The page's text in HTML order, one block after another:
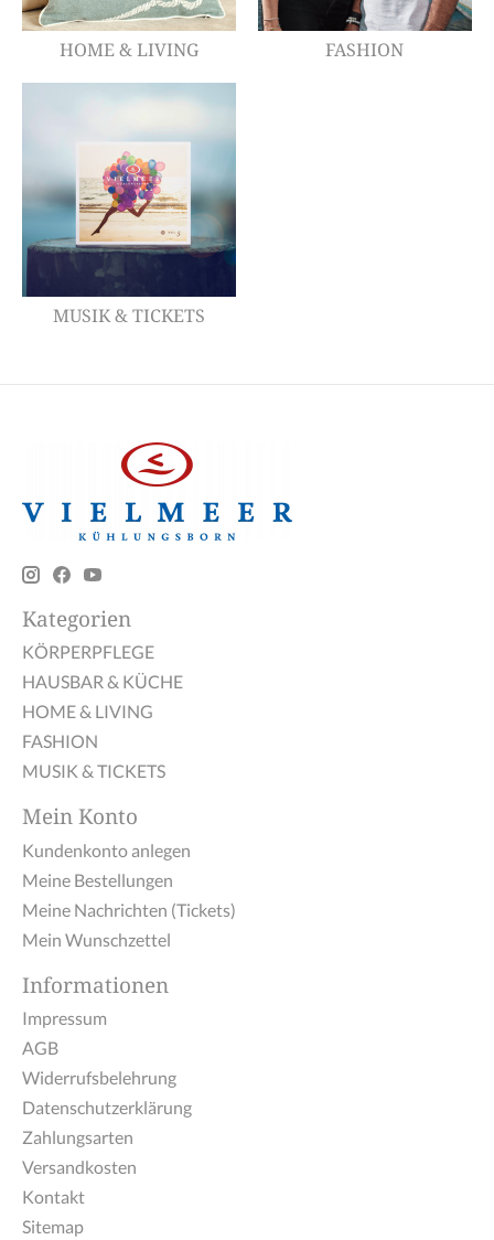
HOME & LIVING FASHION
MUSIK & TICKETS
Kategorien
KÖRPERPFLEGE
HAUSBAR & KÜCHE
HOME & LIVING
FASHION
MUSIK & TICKETS
Mein Konto
Kundenkonto anlegen
Meine Bestellungen
Meine Nachrichten (Tickets)
Mein Wunschzettel
Informationen
Impressum
AGB
Widerrufsbelehrung
Datenschutzerklärung
Zahlungsarten
Versandkosten
Kontakt
Sitemap